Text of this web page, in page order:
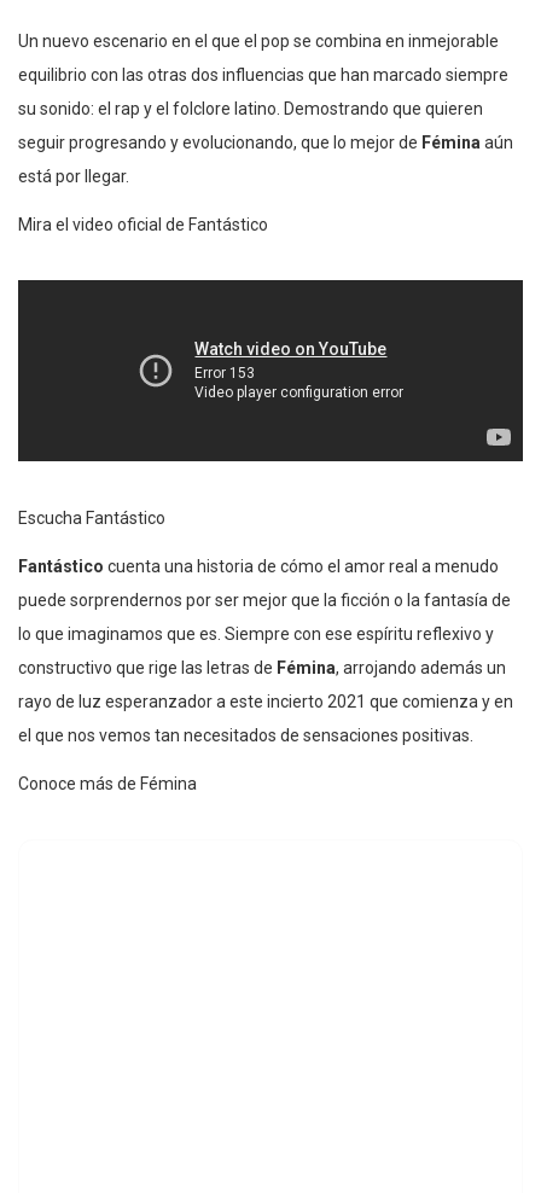
Un nuevo escenario en el que el pop se combina en inmejorable
equilibrio con las otras dos influencias que han marcado siempre
su sonido: el rap y el folclore latino. Demostrando que quieren
seguir progresando y evolucionando, que lo mejor de Féminaaún
está por llegar.
Mira el video oficial de Fantástico
Escucha Fantástico
Fantástico cuenta una historia de cómo el amor real a menudo
puede sorprendernos por ser mejor que la ficción o la fantasía de
lo que imaginamos que es. Siempre con ese espíritu reflexivo y
constructivo que rige las letras de Fémina, arrojando además un
rayo de luz esperanzador a este incierto 2021 que comienza y en
el que nos vemos tan necesitados de sensaciones positivas.
Conoce más de Fémina